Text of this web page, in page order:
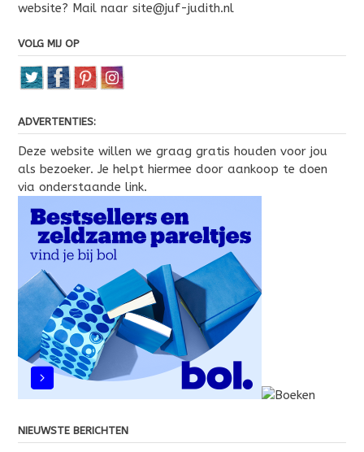
website? Mail naar site@juf-judith.nl
VOLG MIJ OP
ADVERTENTIES:
Deze website willen we graag gratis houden voor jou
als bezoeker. Je helpt hiermee door aankoop te doen
via onderstaande link.
NIEUWSTE BERICHTEN